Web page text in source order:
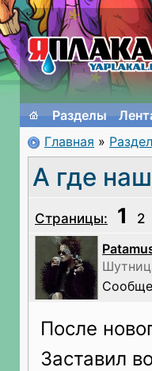
Разделы
Главная »
А где
Страницы: 1 2
После
Заставил